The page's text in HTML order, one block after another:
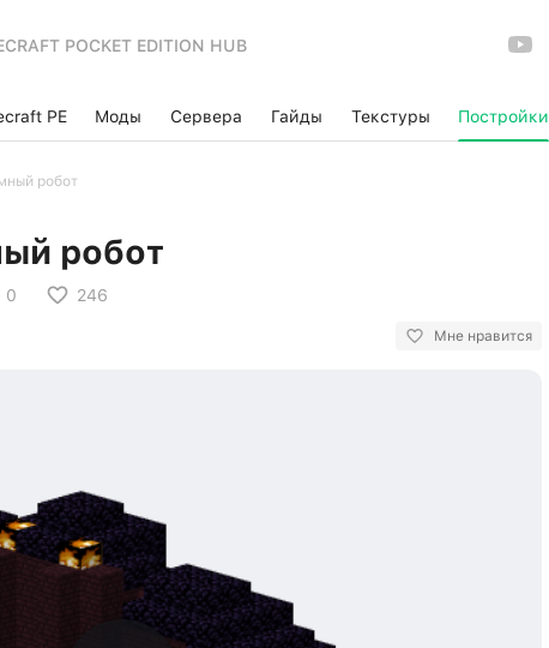
POCKET EDITION HUB
PE Моды Сервера Гайды Текстуры Постройки
робот
робот
0 246
Мне нравится